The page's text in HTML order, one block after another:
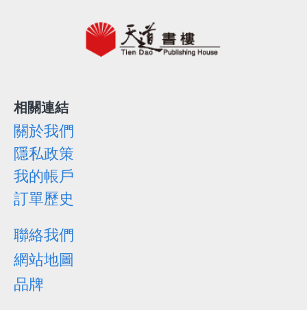
相關連結
關於我們
隱私政策
我的帳戶
訂單歷史
聯絡我們
網站地圖
品牌